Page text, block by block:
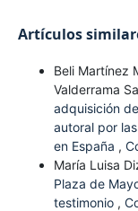
Artículos
Beli Martínez
Valderrama
adquisición
autoral por
en España ,
María Luisa
Plaza de
testimonio ,